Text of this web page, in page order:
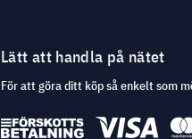
Lätt att handla på nätet
För att göra ditt köp så enkelt som